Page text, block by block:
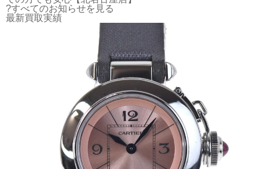
?すべてのお知らせを見る
最新買取実績